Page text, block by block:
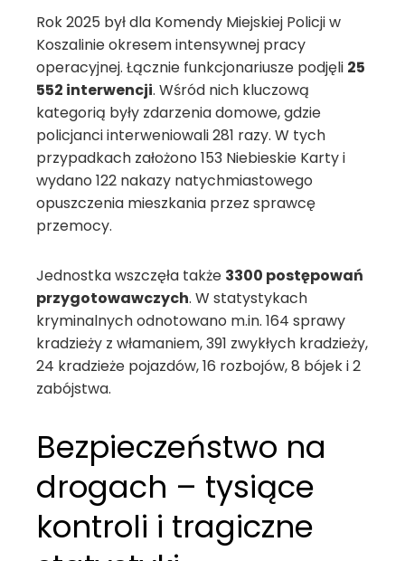
Rok 2025 był dla Komendy Miejskiej Policji w
Koszalinie okresem intensywnej pracy
operacyjnej. Łącznie funkcjonariusze podjęli 25
552 interwencji. Wśród nich kluczową
kategorią były zdarzenia domowe, gdzie
policjanci interweniowali 281 razy. W tych
przypadkach założono 153 Niebieskie Karty i
wydano 122 nakazy natychmiastowego
opuszczenia mieszkania przez sprawcę
przemocy.
Jednostka wszczęła także 3300 postępowań
przygotowawczych. W statystykach
kryminalnych odnotowano m.in. 164 sprawy
kradzieży z włamaniem, 391 zwykłych kradzieży,
24 kradzieże pojazdów, 16 rozbojów, 8 bójek i 2
zabójstwa.
Bezpieczeństwo na
drogach – tysiące
kontroli i tragiczne